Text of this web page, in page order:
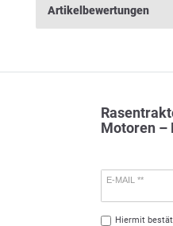
Artikelbewertungen
Motoren –
E-MAIL **
Hiermit